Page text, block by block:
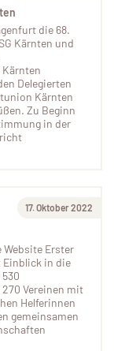
17. Oktober 2022
Website Erster
Einblick in die
Vereinen mit
Helferinnen
gemeinsamen
die 68.
Kärnten und
Delegierten
Kärnten
Zu Beginn
in der